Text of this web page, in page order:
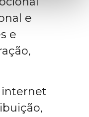
e
e
internet